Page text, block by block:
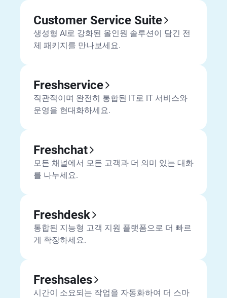
Customer Service Suite
생성형 AI로 강화된 올인원 솔루션이 담긴 전
체 패키지를 만나보세요.
Freshservice
직관적이며 완전히 통합된 IT로 IT 서비스와
운영을 현대화하세요.
Freshchat
모든 채널에서 모든 고객과 더 의미 있는 대화
를 나누세요.
Freshdesk
통합된 지능형 고객 지원 플랫폼으로 더 빠르
게 확장하세요.
Freshsales
시간이 소요되는 작업을 자동화하여 더 스마